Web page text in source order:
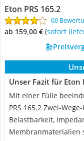
Eton PRS 165.2
60
ab 159,00 € ( Sofort
Unser Fazit für Eton
Mit einer Fülle
PRS 165.2 Zwei-
Belastbarkeit,
Membranmaterialien